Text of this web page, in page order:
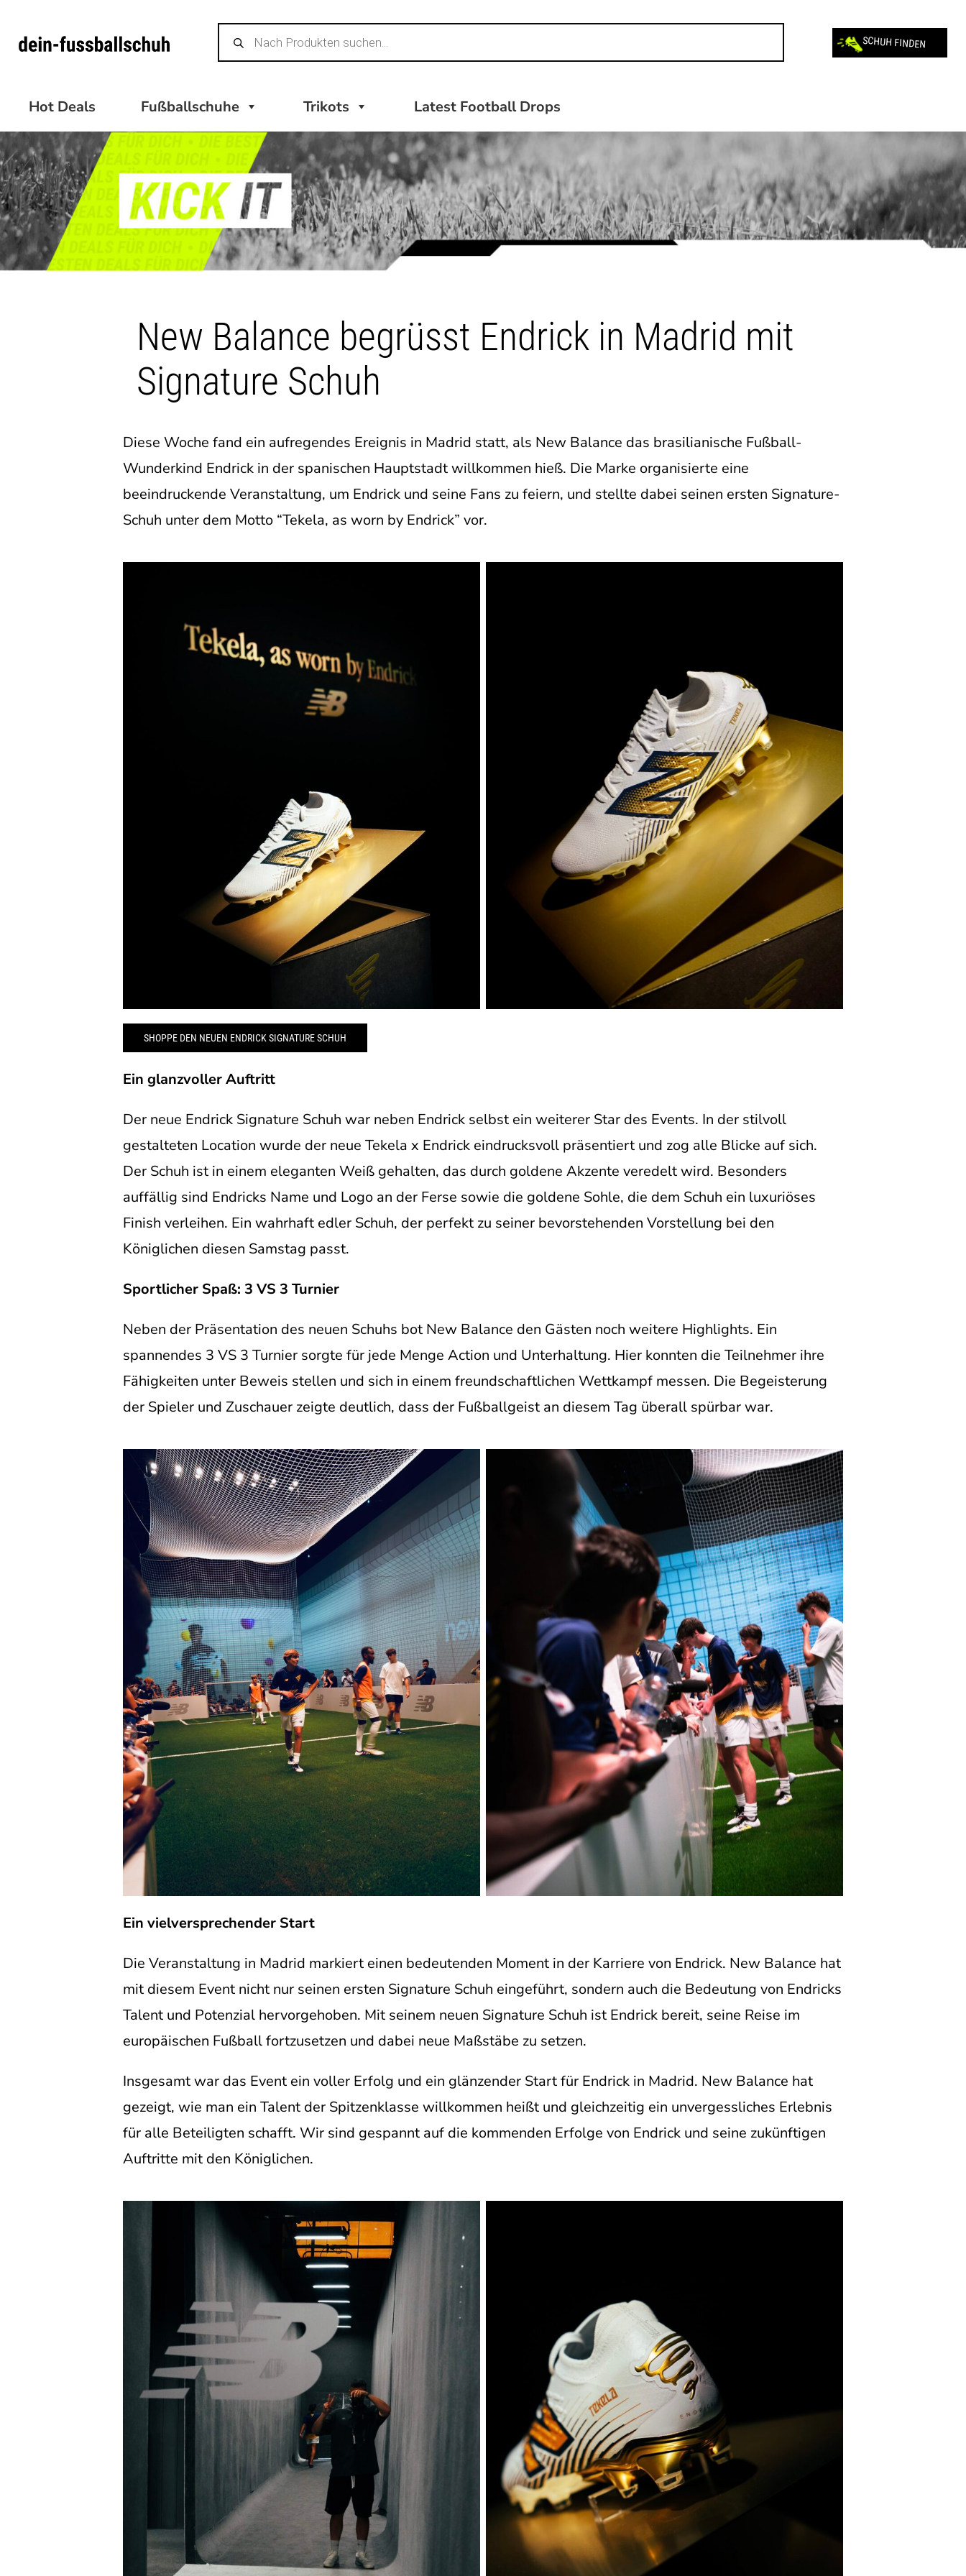
Inhalt
Products
search SCHUH FINDEN
Hot Deals Fußballschuhe Trikots Latest Football Drops
New Balance begrüsst Endrick in Madrid mit
Signature Schuh
Diese Woche fand ein aufregendes Ereignis in Madrid statt, als New Balance das brasilianische Fußball-
Wunderkind Endrick in der spanischen Hauptstadt willkommen hieß. Die Marke organisierte eine
beeindruckende Veranstaltung, um Endrick und seine Fans zu feiern, und stellte dabei seinen ersten Signature-
Schuh unter dem Motto “Tekela, as worn by Endrick” vor.
SHOPPE DEN NEUEN ENDRICK SIGNATURE SCHUH
Ein glanzvoller Auftritt
Der neue Endrick Signature Schuh war neben Endrick selbst ein weiterer Star des Events. In der stilvoll
gestalteten Location wurde der neue Tekela x Endrick eindrucksvoll präsentiert und zog alle Blicke auf sich.
Der Schuh ist in einem eleganten Weiß gehalten, das durch goldene Akzente veredelt wird. Besonders
auffällig sind Endricks Name und Logo an der Ferse sowie die goldene Sohle, die dem Schuh ein luxuriöses
Finish verleihen. Ein wahrhaft edler Schuh, der perfekt zu seiner bevorstehenden Vorstellung bei den
Königlichen diesen Samstag passt.
Sportlicher Spaß: 3 VS 3 Turnier
Neben der Präsentation des neuen Schuhs bot New Balance den Gästen noch weitere Highlights. Ein
spannendes 3 VS 3 Turnier sorgte für jede Menge Action und Unterhaltung. Hier konnten die Teilnehmer ihre
Fähigkeiten unter Beweis stellen und sich in einem freundschaftlichen Wettkampf messen. Die Begeisterung
der Spieler und Zuschauer zeigte deutlich, dass der Fußballgeist an diesem Tag überall spürbar war.
Ein vielversprechender Start
Die Veranstaltung in Madrid markiert einen bedeutenden Moment in der Karriere von Endrick. New Balance hat
mit diesem Event nicht nur seinen ersten Signature Schuh eingeführt, sondern auch die Bedeutung von Endricks
Talent und Potenzial hervorgehoben. Mit seinem neuen Signature Schuh ist Endrick bereit, seine Reise im
europäischen Fußball fortzusetzen und dabei neue Maßstäbe zu setzen.
Insgesamt war das Event ein voller Erfolg und ein glänzender Start für Endrick in Madrid. New Balance hat
gezeigt, wie man ein Talent der Spitzenklasse willkommen heißt und gleichzeitig ein unvergessliches Erlebnis
für alle Beteiligten schafft. Wir sind gespannt auf die kommenden Erfolge von Endrick und seine zukünftigen
Auftritte mit den Königlichen.